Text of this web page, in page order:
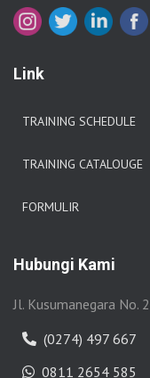
Link
TRAINING SCHEDULE
TRAINING CATALOUGE
FORMULIR
Hubungi Kami
Jl. Kusumanegara No.
(0274) 497 667
0811 2654 585